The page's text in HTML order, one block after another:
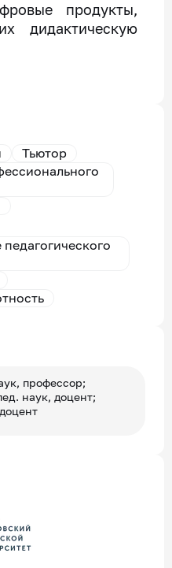
продукты,
дидактическую
Тьютор
профессор;
наук, доцент;